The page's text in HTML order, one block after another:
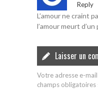
Reply
L’amour ne craint
l’amour meurt
Laisser un
Votre adresse e-
champs